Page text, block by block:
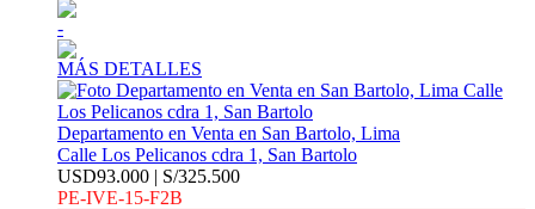
-
MÁS DETALLES
Departamento en Venta en San Bartolo, Lima
Calle Los Pelicanos cdra 1, San Bartolo
USD93.000 | S/325.500
PE-IVE-15-F2B